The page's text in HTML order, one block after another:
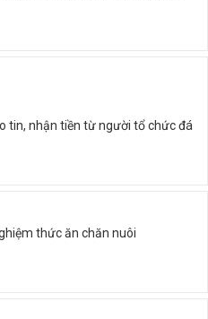
tin, nhận tiền từ người tổ chức đá
thức ăn chăn nuôi